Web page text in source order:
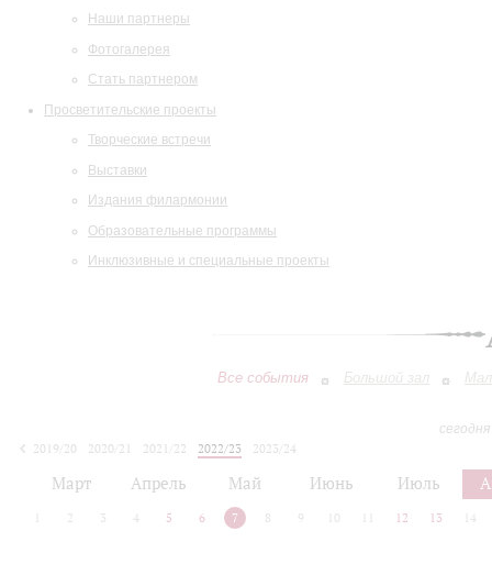
Наши партнеры
Фотогалерея
Стать партнером
Просветительские проекты
Творческие встречи
Выставки
Издания филармонии
Образовательные программы
Инклюзивные и специальные проекты
Все события Большой зал
2019/20
2020/21 2021/22 2022/23
2023/24
Март Апрель Май Июнь Июль
2 3 4 5 6 7 8 9 10 12 13 14